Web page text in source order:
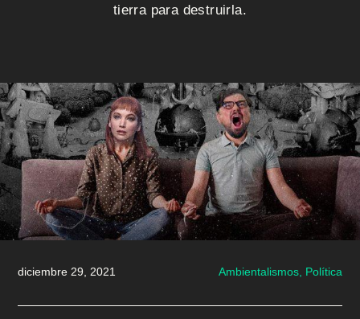
u
i
é
n
e
s
s
o
tierra para destruirla.
diciembre 29, 2021 Ambientalismos, Política